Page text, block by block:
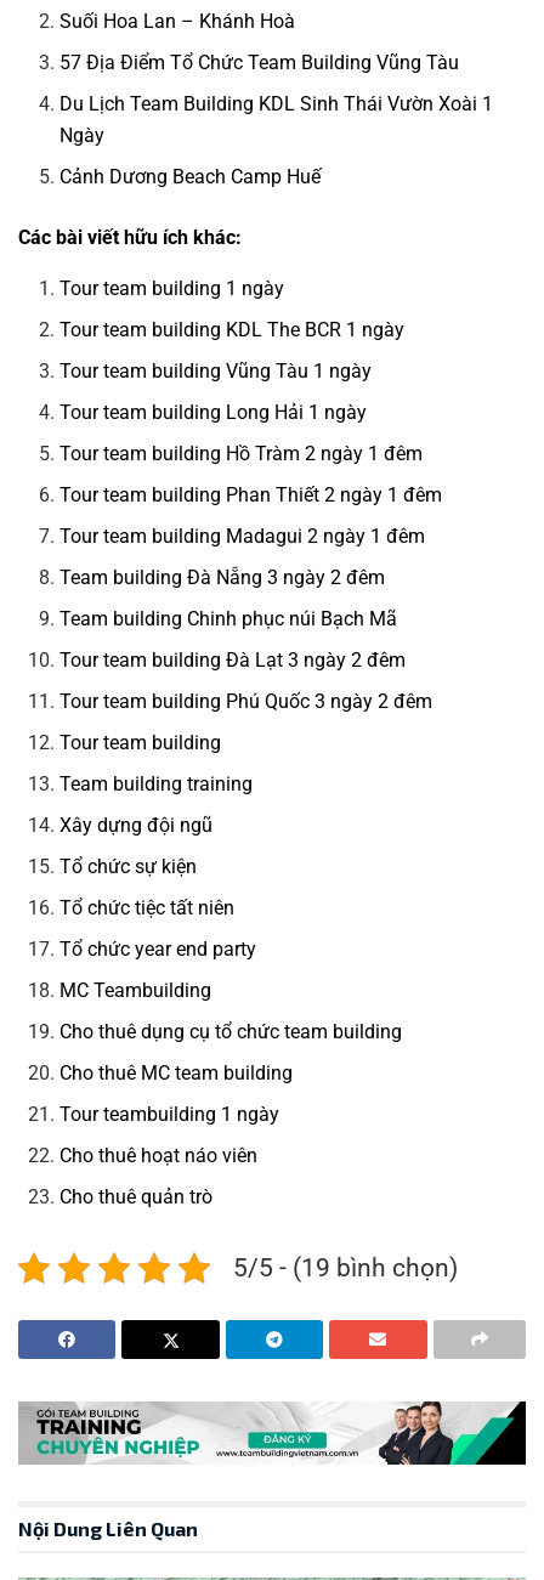
Suối Hoa Lan – Khánh Hoà
57 Địa Điểm Tổ Chức Team Building Vũng Tàu
Du Lịch Team Building KDL Sinh Thái Vườn Xoài 1
Ngày
Cảnh Dương Beach Camp Huế
Các bài viết hữu ích khác:
Tour team building 1 ngày
Tour team building KDL The BCR 1 ngày
Tour team building Vũng Tàu 1 ngày
Tour team building Long Hải 1 ngày
Tour team building Hồ Tràm 2 ngày 1 đêm
Tour team building Phan Thiết 2 ngày 1 đêm
Tour team building Madagui 2 ngày 1 đêm
Team building Đà Nẵng 3 ngày 2 đêm
Team building Chinh phục núi Bạch Mã
Tour team building Đà Lạt 3 ngày 2 đêm
Tour team building Phú Quốc 3 ngày 2 đêm
Tour team building
Team building training
Xây dựng đội ngũ
Tổ chức sự kiện
Tổ chức tiệc tất niên
Tổ chức year end party
MC Teambuilding
Cho thuê dụng cụ tổ chức team building
Cho thuê MC team building
Tour teambuilding 1 ngày
Cho thuê hoạt náo viên
Cho thuê quản trò
5/5 - (19 bình chọn)
Nội Dung Liên Quan